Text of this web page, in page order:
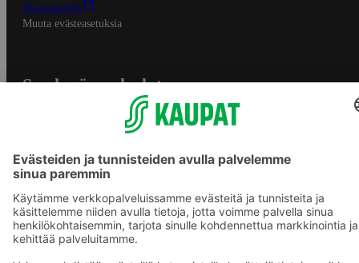
Mainostajalle
Muuta evästeasetuksia
S-ryhmän palvelut
Yhteishyvä Ruoka -sovellus
S-ostoslista -sovellus
Prisma.fi
Sokos.fi
S-Pankki